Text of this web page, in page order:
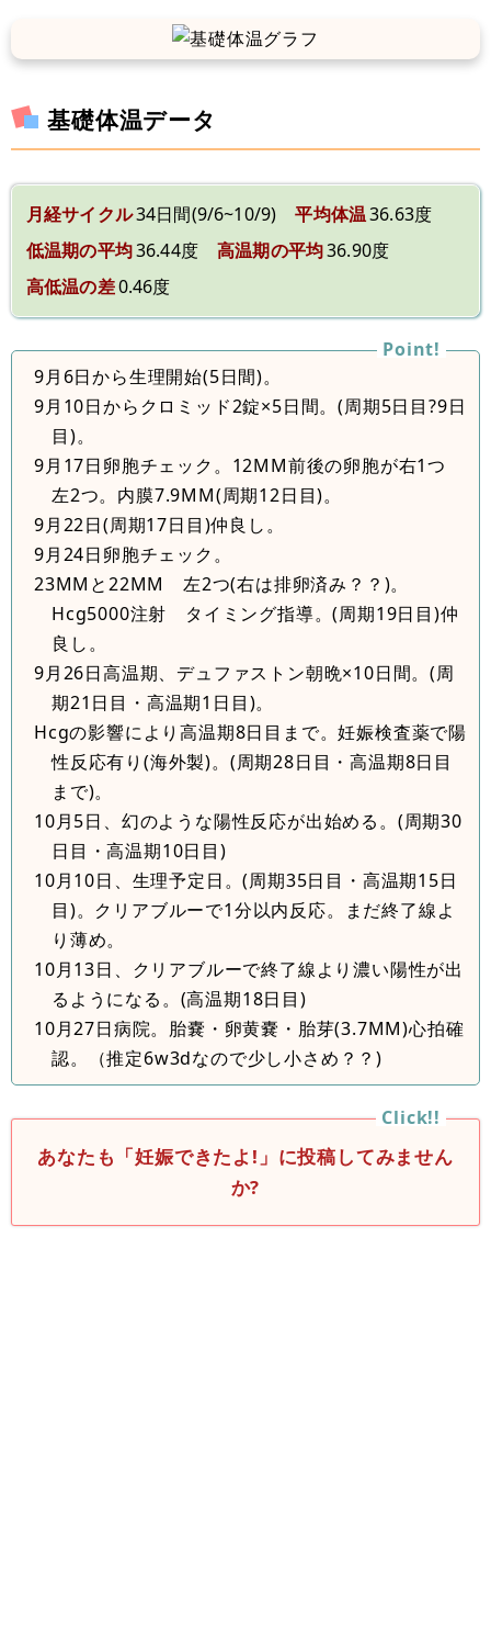
基礎体温データ
月経サイクル34日間(9/6~10/9) 平均体温36.63度
低温期の平均36.44度 高温期の平均36.90度
高低温の差0.46度
9月6日から生理開始(5日間)。
9月10日からクロミッド2錠×5日間。(周期5日目?9日
目)。
9月17日卵胞チェック。12MM前後の卵胞が右1つ
左2つ。内膜7.9MM(周期12日目)。
9月22日(周期17日目)仲良し。
9月24日卵胞チェック。
23MMと22MM 左2つ(右は排卵済み？？)。
Hcg5000注射 タイミング指導。(周期19日目)仲
良し。
9月26日高温期、デュファストン朝晩×10日間。(周
期21日目・高温期1日目)。
Hcgの影響により高温期8日目まで。妊娠検査薬で陽
性反応有り(海外製)。(周期28日目・高温期8日目
まで)。
10月5日、幻のような陽性反応が出始める。(周期30
日目・高温期10日目)
10月10日、生理予定日。(周期35日目・高温期15日
目)。クリアブルーで1分以内反応。まだ終了線よ
り薄め。
10月13日、クリアブルーで終了線より濃い陽性が出
るようになる。(高温期18日目)
10月27日病院。胎嚢・卵黄嚢・胎芽(3.7MM)心拍確
認。（推定6w3dなので少し小さめ？？)
あなたも「妊娠できたよ!」に投稿してみません
か?